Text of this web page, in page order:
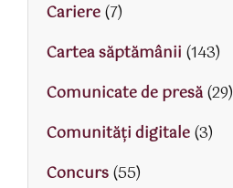
Cariere(7)
Cartea săptămânii (143)
Comunicate de presă(29)
Comunități digitale(3)
Concurs(55)